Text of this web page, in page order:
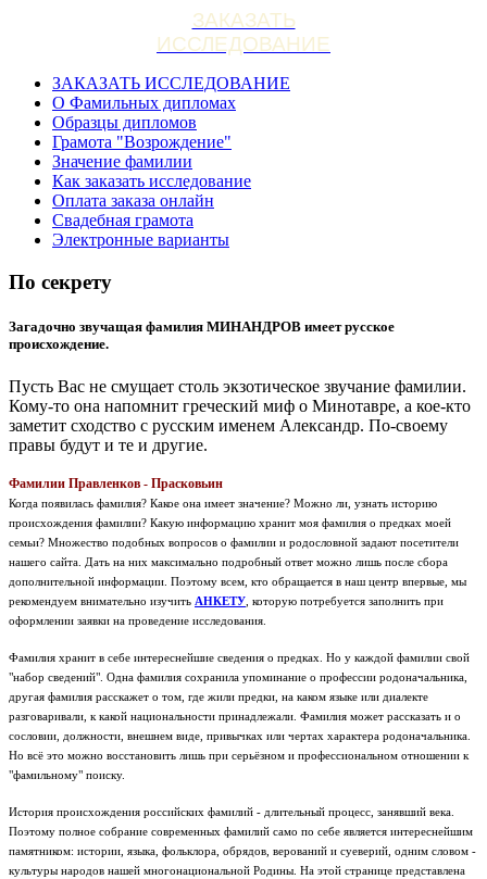
ЗАКАЗАТЬ
ИССЛЕДОВАНИЕ
ЗАКАЗАТЬ ИССЛЕДОВАНИЕ
О Фамильных дипломах
Образцы дипломов
Грамота "Возрождение"
Значение фамилии
Как заказать исследование
Оплата заказа онлайн
Свадебная грамота
Электронные варианты
По секрету
Загадочно звучащая фамилия МИНАНДРОВ имеет русское
происхождение.
Пусть Вас не смущает столь экзотическое звучание фамилии.
Кому-то она напомнит греческий миф о Минотавре, а кое-кто
заметит сходство с русским именем Александр. По-своему
правы будут и те и другие.
Фамилии Правленков - Прасковьин
Когда появилась фамилия? Какое она имеет значение? Можно ли, узнать историю
происхождения фамилии? Какую информацию хранит моя фамилия о предках моей
семьи? Множество подобных вопросов о фамилии и родословной задают посетители
нашего сайта. Дать на них максимально подробный ответ можно лишь после сбора
дополнительной информации. Поэтому всем, кто обращается в наш центр впервые, мы
рекомендуем внимательно изучить АНКЕТУ , которую потребуется заполнить при
оформлении заявки на проведение исследования.
Фамилия хранит в себе интереснейшие сведения о предках. Но у каждой фамилии свой
"набор сведений". Одна фамилия сохранила упоминание о профессии родоначальника,
другая фамилия расскажет о том, где жили предки, на каком языке или диалекте
разговаривали, к какой национальности принадлежали. Фамилия может рассказать и о
сословии, должности, внешнем виде, привычках или чертах характера родоначальника.
Но всё это можно восстановить лишь при серьёзном и профессиональном отношении к
"фамильному" поиску.
История происхождения российских фамилий - длительный процесс, занявший века.
Поэтому полное собрание современных фамилий само по себе является интереснейшим
памятником: истории, языка, фольклора, обрядов, верований и суеверий, одним словом -
культуры народов нашей многонациональной Родины. На этой странице представлена